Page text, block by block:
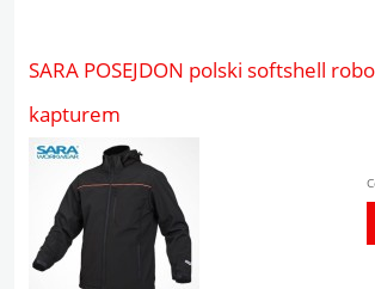
SARA POSEJDON polski softshell
kapturem